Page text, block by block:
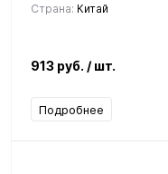
Страна: Китай
913 руб. / шт.
Подробнее